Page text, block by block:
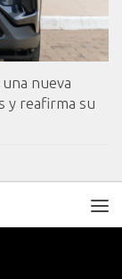
nueva
y reafirma su